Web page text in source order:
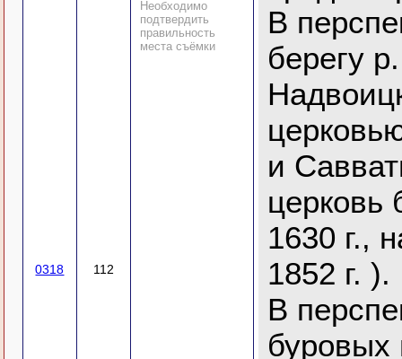
0318 112
Необходимо
подтвердить
правильность
места съёмки
В
берегу
и
церковь
1630 г.,
1852 г. ).
В